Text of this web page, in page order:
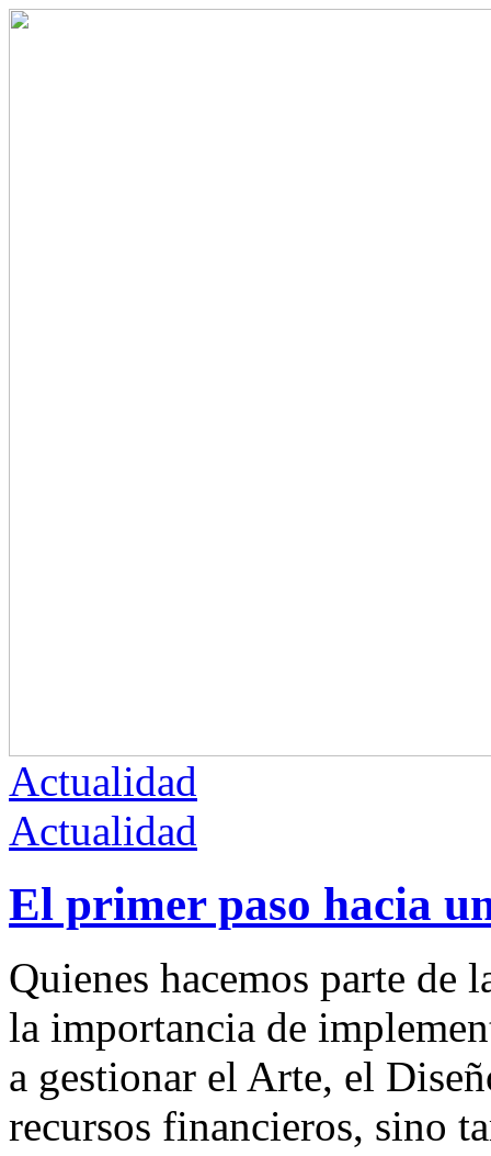
Actualidad
Actualidad
El primer paso hacia
Quienes hacemos parte de
la importancia de
a gestionar el Arte, el
recursos financieros, sino